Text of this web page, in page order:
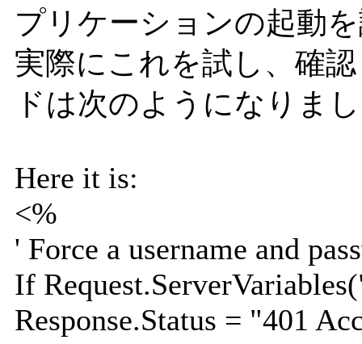
プリケーションの起動
実際にこれを試し、確
ドは次のようになりま
Here it is:
<%
' Force a username and
If
Response.Status = "401